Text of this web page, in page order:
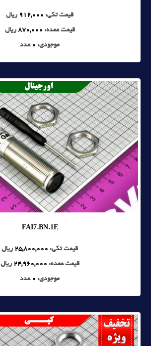
قیمت تکی: 912,000 ریال
قیمت عمده: 870,000 ریال
موجودی: 0 عدد
FAI7.BN.1E
قیمت تکی: 25,800,000 ریال
قیمت عمده: 24,960,000 ریال
موجودی: 0 عدد